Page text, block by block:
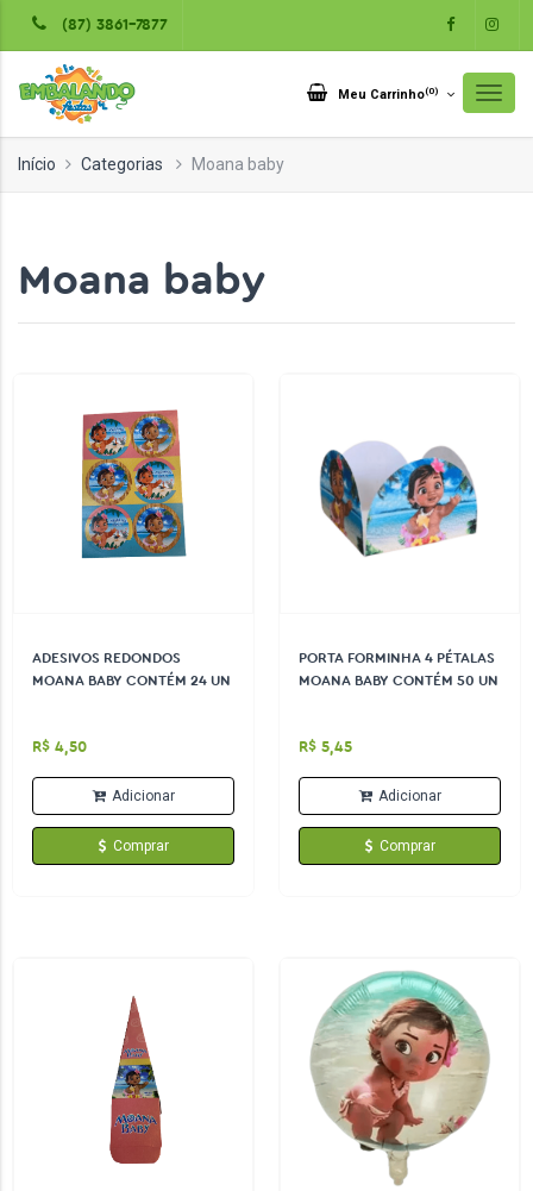
(87) 3861-7877
Meu Carrinho(0)
Início Categorias Moana baby
Moana baby
ADESIVOS REDONDOS
MOANA BABY CONTÉM 24 UN
R$ 4,50
Adicionar
Comprar
PORTA FORMINHA 4 PÉTALAS
MOANA BABY CONTÉM 50 UN
R$ 5,45
Adicionar
Comprar